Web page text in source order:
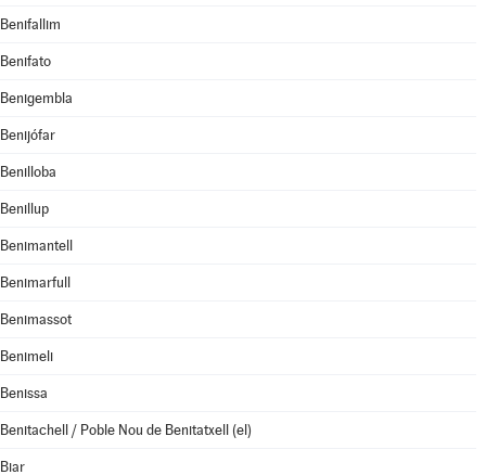
Benifallim
Benifato
Benigembla
Benijófar
Benilloba
Benillup
Benimantell
Benimarfull
Benimassot
Benimeli
Benissa
Benitachell / Poble Nou de Benitatxell (el)
Biar